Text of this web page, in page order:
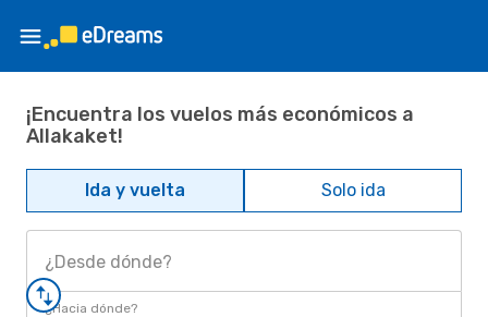
¡Encuentra los vuelos más económicos a
Allakaket!
Ida y vuelta Solo ida
¿Desde dónde?
¿Hacia dónde?